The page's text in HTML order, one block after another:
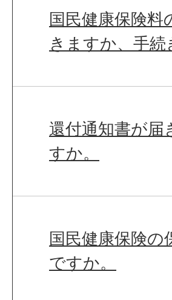
国民健康保険
きますか、手
還付通知書が
すか。
国民健康保険
ですか。